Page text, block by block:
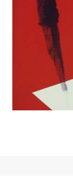
2017
01
Apr
2017